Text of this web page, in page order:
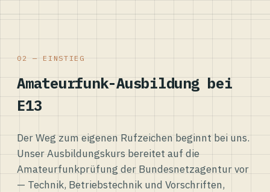
02 — EINSTIEG
Amateurfunk-Ausbildung bei
E13
Der Weg zum eigenen Rufzeichen beginnt bei uns.
Unser Ausbildungskurs bereitet auf die
Amateurfunkprüfung der Bundesnetzagentur vor
— Technik, Betriebstechnik und Vorschriften,